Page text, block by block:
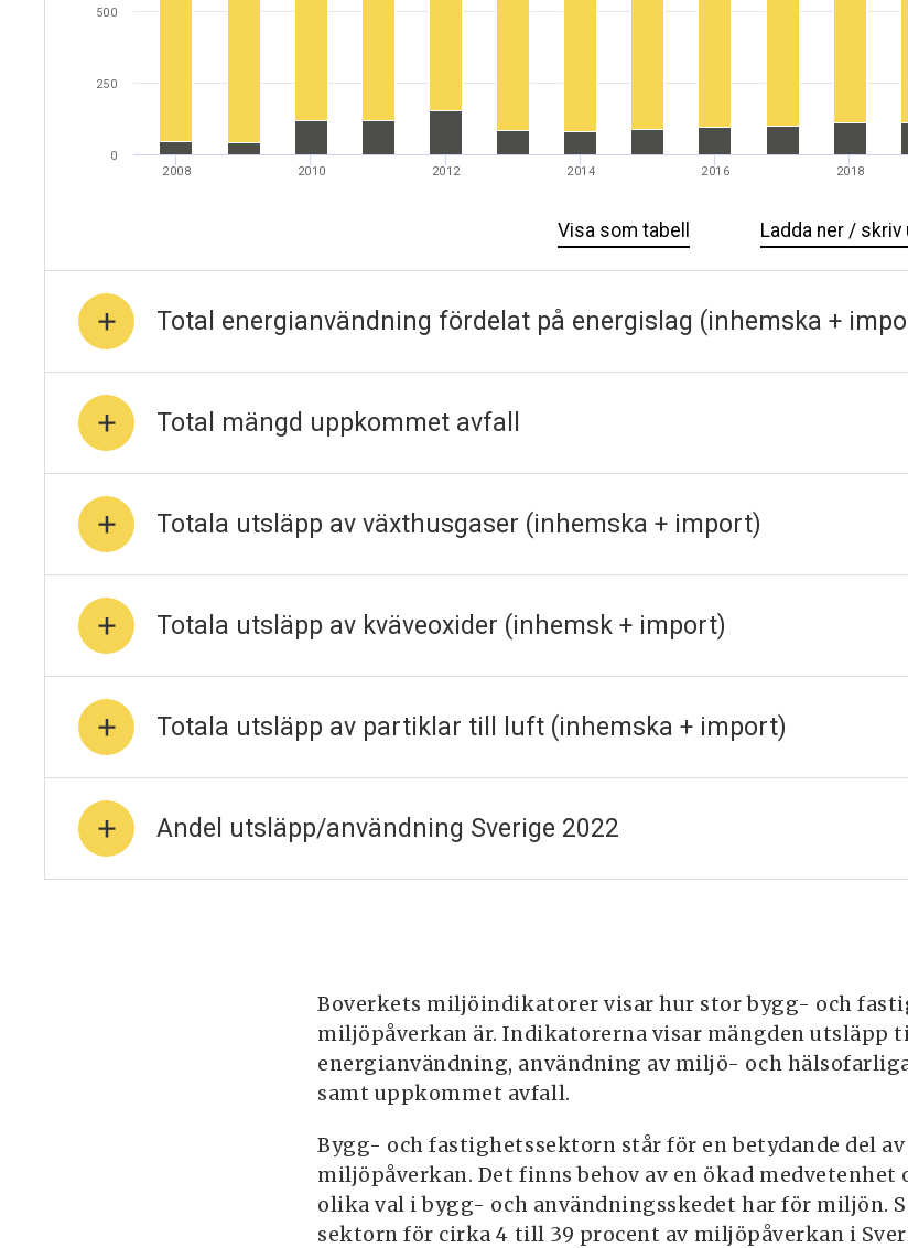
2008 2010 2012 2014 2016 2018
0
250
500
VisaTotal
hälso-
miljöfarliga
exkl.
(inhemsk
som tabell Ladda ner / skriv
Total energianvändning fördelat på energislag (inhemska +
Total mängd uppkommet avfall
Totala utsläpp av växthusgaser (inhemska + import)
Totala utsläpp av kväveoxider (inhemsk + import)
Totala utsläpp av partiklar till luft (inhemska + import)
Andel utsläpp/användning Sverige 2022
Boverkets miljöindikatorer visar hur stor bygg- och
miljöpåverkan är. Indikatorerna visar mängden utsläpp
energianvändning, användning av miljö- och
samt uppkommet avfall.
Bygg- och fastighetssektorn står för en betydande del
miljöpåverkan. Det finns behov av en ökad medvetenhet
olika val i bygg- och användningsskedet har för miljön.
sektorn för cirka 4 till 39 procent av miljöpåverkan i